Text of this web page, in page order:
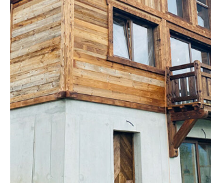
CHALETS NEUFS
Chalet bois brûlé et
vieux bois